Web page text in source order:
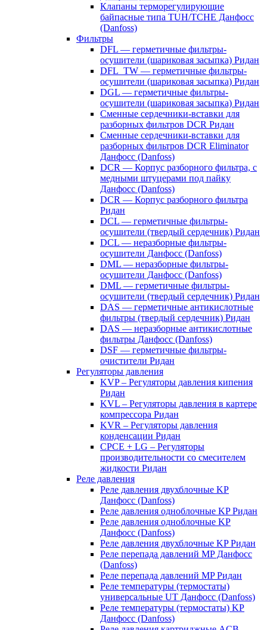
Клапаны терморегулирующие
байпасные типа TUH/TCHE Данфосс
(Danfoss)
Фильтры
DFL — герметичные фильтры-
осушители (шариковая засыпка) Ридан
DFL_TW — герметичные фильтры-
осушители (шариковая засыпка) Ридан
DGL — герметичные фильтры-
осушители (шариковая засыпка) Ридан
Сменные сердечники-вставки для
разборных фильтров DCR Ридан
Сменные сердечники-вставки для
разборных фильтров DCR Eliminator
Данфосс (Danfoss)
DCR — Корпус разборного фильтра, с
медными штуцерами под пайку
Данфосс (Danfoss)
DCR — Корпус разборного фильтра
Ридан
DCL — герметичные фильтры-
осушители (твердый сердечник) Ридан
DCL — неразборные фильтры-
осушители Данфосс (Danfoss)
DML — неразборные фильтры-
осушители Данфосс (Danfoss)
DML — герметичные фильтры-
осушители (твердый сердечник) Ридан
DAS — герметичные антикислотные
фильтры (твердый сердечник) Ридан
DAS — неразборные антикислотные
фильтры Данфосс (Danfoss)
DSF — герметичные фильтры-
очистители Ридан
Регуляторы давления
KVP – Регуляторы давления кипения
Ридан
KVL – Регуляторы давления в картере
компрессора Ридан
KVR – Регуляторы давления
конденсации Ридан
CPCE + LG – Регуляторы
производительности со смесителем
жидкости Ридан
Реле давления
Реле давления двухблочные KP
Данфосс (Danfoss)
Реле давления одноблочные KP Ридан
Реле давления одноблочные KP
Данфосс (Danfoss)
Реле давления двухблочные KP Ридан
Реле перепада давлений MP Данфосс
(Danfoss)
Реле перепада давлений MP Ридан
Реле температуры (термостаты)
универсальные UT Данфосс (Danfoss)
Реле температуры (термостаты) KP
Данфосс (Danfoss)